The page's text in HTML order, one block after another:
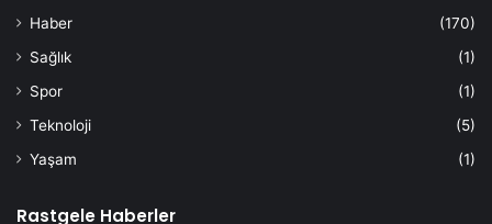
Haber
(170)
Sağlık
(1)
Spor
(1)
Teknoloji
(5)
Yaşam
(1)
Rastgele Haberler